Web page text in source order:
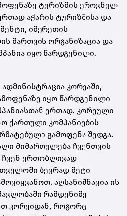
ტურიზმის ეროვნულ
აჭარის ტურიზმისა და
იმერეთის
მართვის ორგანიზაცია და
იყო წარდგენილი.
კორეაში,
იყო წარდგენილი
ერთად. კორეული
ქართული კომპანიების
გამოფენა შედგა.
მიმართულება ჩვენთვის
ჩვენ ერთობლივად
ბევრად მეტი
აღსანიშნავია ის
რამდენიმე
კორეიდან, როგორც